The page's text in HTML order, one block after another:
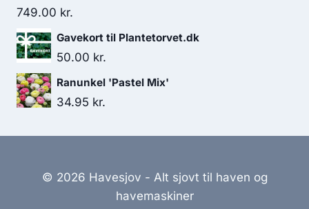
749.00 kr.
Gavekort til Plantetorvet.dk
50.00 kr.
Ranunkel 'Pastel Mix'
34.95 kr.
© 2026 Havesjov - Alt sjovt til haven og
havemaskiner